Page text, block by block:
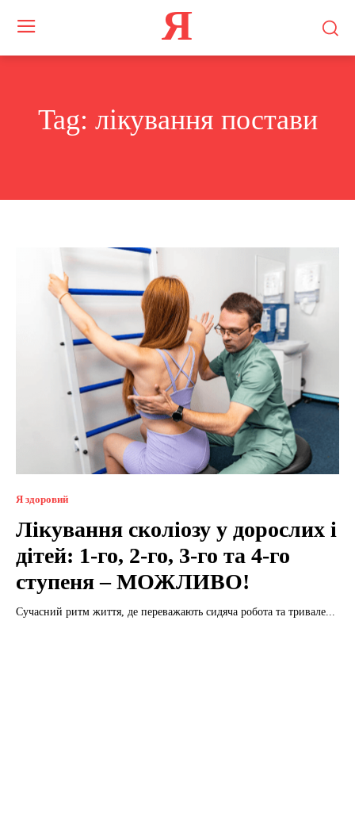
Я
Tag: лікування постави
Я здоровий
Лікування сколіозу у дорослих і
дітей: 1-го, 2-го, 3-го та 4-го
ступеня – МОЖЛИВО!
Сучасний ритм життя, де переважають сидяча робота та тривале...